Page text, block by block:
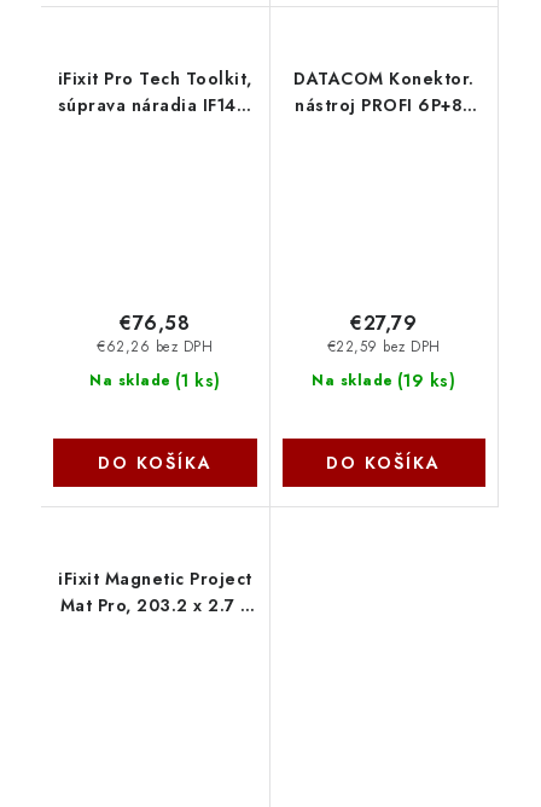
iFixit Pro Tech Toolkit,
súprava náradia IF145-
Na sklade (1 ks)
€62,26 bez DPH
€76,58
DO KOŠÍKA
DATACOM Konektor.
nástroj PROFI 6P+8P
Na sklade (19 ks)
€22,59 bez DPH
€27,79
DO KOŠÍKA
iFixit Magnetic Project
Mat Pro, 203.2 x 2.7 x